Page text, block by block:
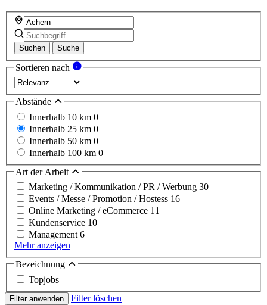
Suchen Suche
Sortieren nach
Abstände
Innerhalb 10 km 0
Innerhalb 25 km 0
Innerhalb 50 km 0
Innerhalb 100 km 0
Art der Arbeit
Marketing / Kommunikation / PR / Werbung 30
Events / Messe / Promotion / Hostess 16
Online Marketing / eCommerce 11
Kundenservice 10
Management 6
Mehr anzeigen
Bezeichnung
Topjobs
Filter anwenden
Filter löschen